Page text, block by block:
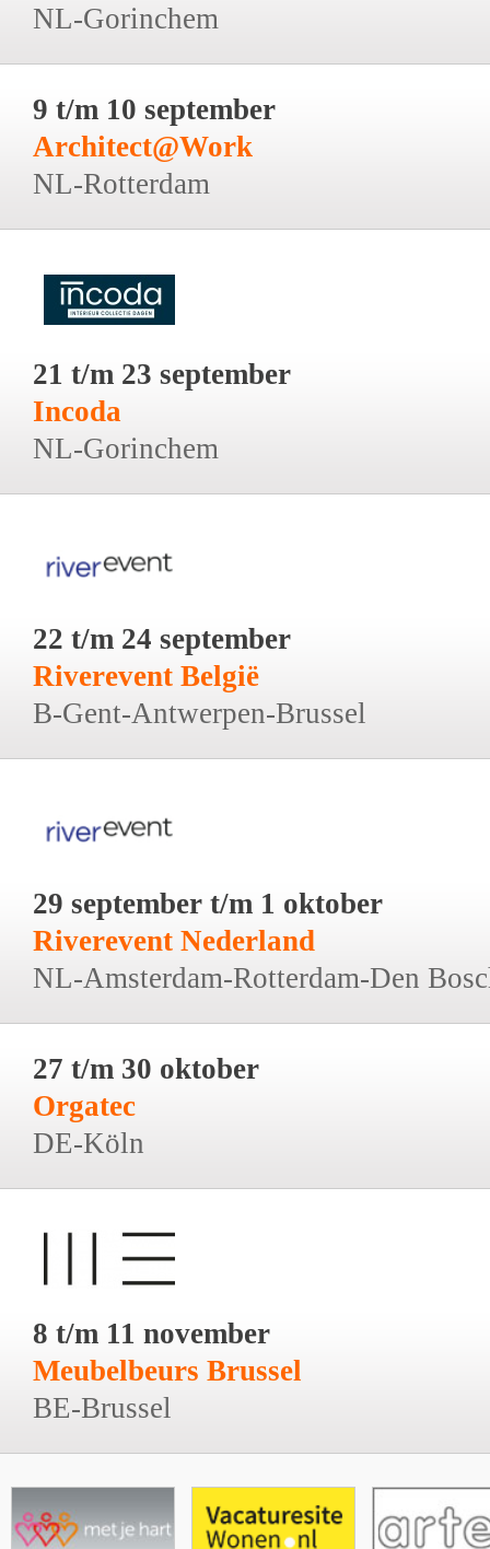
NL-Gorinchem
9 t/m 10 september
Architect@Work
NL-Rotterdam
21 t/m 23 september
Incoda
NL-Gorinchem
22 t/m 24 september
Riverevent België
B-Gent-Antwerpen-Brussel
29 september t/m 1 oktober
Riverevent Nederland
NL-Amsterdam-Rotterdam-Den
27 t/m 30 oktober
Orgatec
DE-Köln
8 t/m 11 november
Meubelbeurs Brussel
BE-Brussel